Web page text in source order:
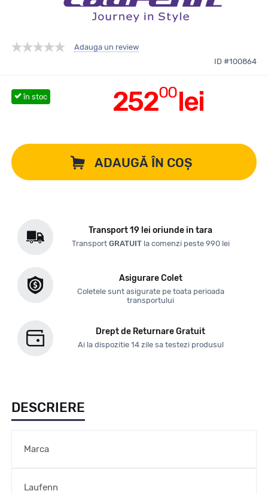
Adauga un review
ID #100864
25200lei
în stoc
ADAUGĂ ÎN COȘ
Transport 19 lei oriunde in tara
Transport GRATUITla comenzi peste 990 lei
Asigurare Colet
Coletele sunt asigurate pe toata perioada
transportului
Drept de Returnare Gratuit
Ai la dispozitie 14 zile sa testezi produsul
DESCRIERE
Marca
Laufenn